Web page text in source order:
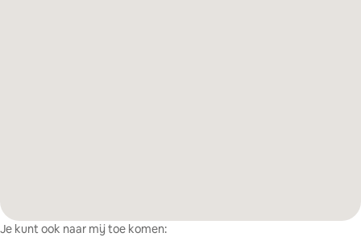
Je kunt ook naar mij toe komen: